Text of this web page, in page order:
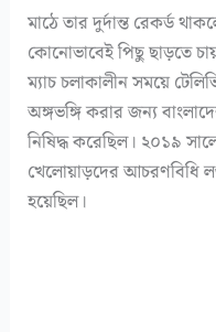
মাঠে তার দুর্দান্ত রেকর্ড
কোনোভাবেই পিছু ছাড়তে
ম্যাচ চলাকালীন সময়ে
অঙ্গভঙ্গি করার জন্য
নিষিদ্ধ করেছিল। ২০১৯
খেলোয়াড়দের আচরণবিধি
হয়েছিল।